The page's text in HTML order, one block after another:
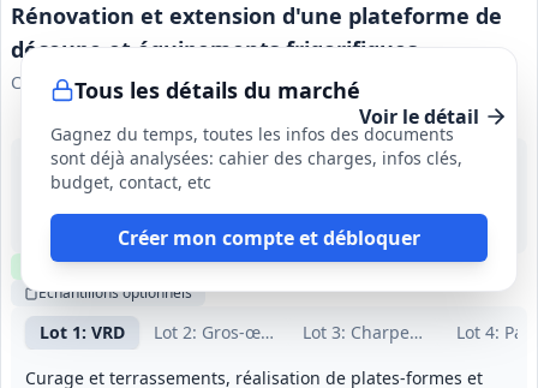
Tous les détails du marché
Gagnez du temps, toutes les infos des documents
sont déjà analysées: cahier des charges, infos clés,
budget, contact, etc
Créer mon compte et débloquer
Rénovation et extension d'une plateforme de
découpe et équipements frigorifiques
Communauté de communes de la Vallée d'Ossau
Voir le détail
Lot 1: VRD Lot 2: Gros-œuvre Lot 3: Charpente/ Lot 4:
Curage et terrassements, réalisation de plates‑formes et
14 août 2026
Louvie-Soubiron (64)
10 mois (dont 1 mois de préparation)
Clause environnementale Clause sociale Visiterequise
Échantillonsoptionnels